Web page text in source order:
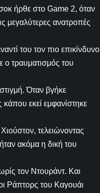
ήρθε στο Game 2, όταν
μεγαλύτερες ανατροπές
του τον πιο επικίνδυνο
ο τραυματισμός του
Όταν βγήκε
κάπου εκεί εμφανίστηκε
τελειώνοντας
ακόμα η δική του
τον Ντουράντ. Και
Ράπτορς του Καγουάι